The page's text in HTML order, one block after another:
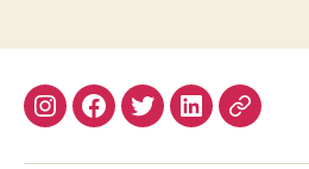
InstagramFacebook
TwitterLinkedin
Site